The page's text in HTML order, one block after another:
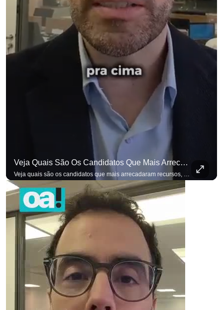
Veja Quais São Os Candidatos Que Mais Arrecadaram Recursos, Até Agora, Por Meio De Vaquinhas Eleito
Veja quais são os candidatos que mais arrecadaram recursos, até agora, por meio de vaquinhas eleitorais. #OAntagonista Se você busca informação com credibilidade, inscreva-se agora e ative o